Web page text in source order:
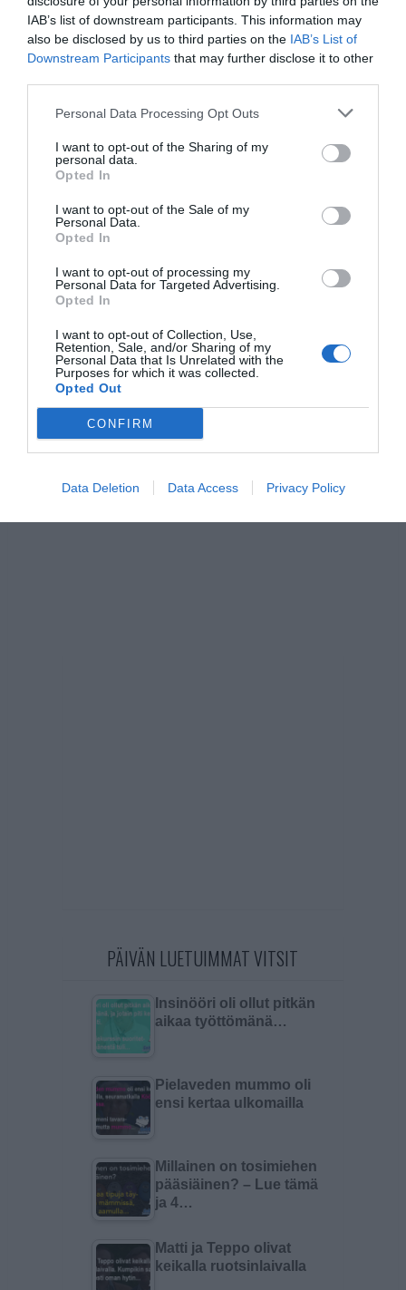
IAB’s list of downstream participants. This information may
also be disclosed by us to third parties on the IAB’s List of
Downstream Participants that may further disclose it to other
Personal Data Processing Opt Outs
I want to opt-out of the Sharing of my
personal data.
Opted In
I want to opt-out of the Sale of my
Personal Data.
Opted In
I want to opt-out of processing my
Personal Data for Targeted Advertising.
Opted In
I want to opt-out of Collection, Use,
Retention, Sale, and/or Sharing of my
Personal Data that Is Unrelated with the
Purposes for which it was collected.
Opted Out
CONFIRM
Data Deletion Data Access Privacy Policy
Niskasen jälkeen hopealle tuli venäläinen Aleksandr
Bolshunov.
Jaa artikkeli:
F
a
c
e
b
o
o
k
M
e
ss
e
n
g
er
X W
at
A
p
C
p
Li
k
S
ar
PÄIVÄN LUETUIMMAT VITSIT
Insinööri oli ollut pitkän
aikaa työttömänä…
Pielaveden mummo oli
ensi kertaa ulkomailla
Millainen on tosimiehen
pääsiäinen? – Lue tämä
ja 4…
Matti ja Teppo olivat
keikalla ruotsinlaivalla